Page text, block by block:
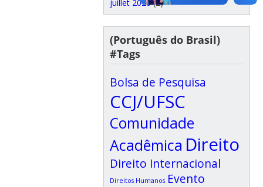
juillet 2020(2)
(Português do Brasil)
#Tags
Bolsa de Pesquisa
CCJ/UFSC
Comunidade
Acadêmica Direito
Direito Internacional
Direitos Humanos Evento